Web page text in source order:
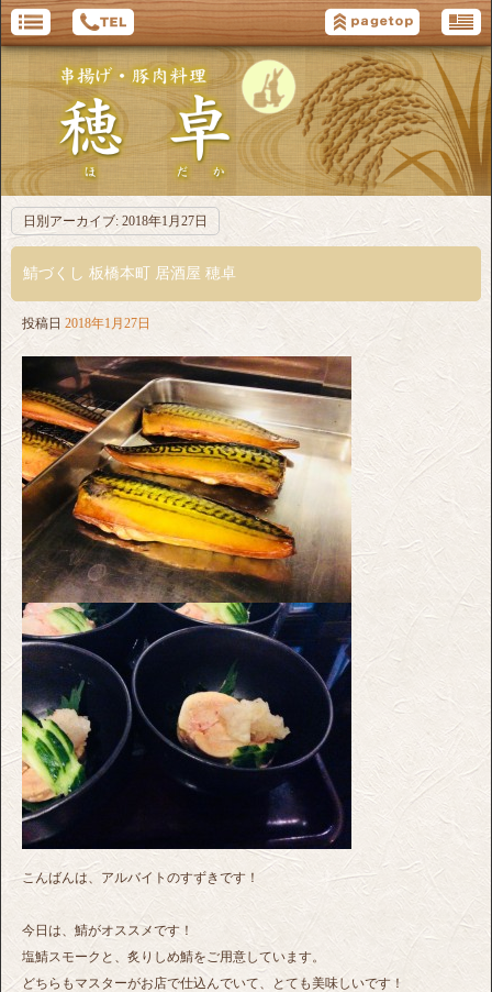
日別アーカイブ: 2018年1月27日
鯖づくし 板橋本町 居酒屋 穂卓
投稿日 2018年1月27日
こんばんは、アルバイトのすずきです！
今日は、鯖がオススメです！
塩鯖スモークと、炙りしめ鯖をご用意しています。
どちらもマスターがお店で仕込んでいて、とても美味しいです！